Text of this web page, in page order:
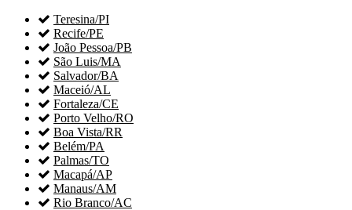
 Teresina/PI
 Recife/PE
 João Pessoa/PB
 São Luis/MA
 Salvador/BA
 Maceió/AL
 Fortaleza/CE
 Porto Velho/RO
 Boa Vista/RR
 Belém/PA
 Palmas/TO
 Macapá/AP
 Manaus/AM
 Rio Branco/AC